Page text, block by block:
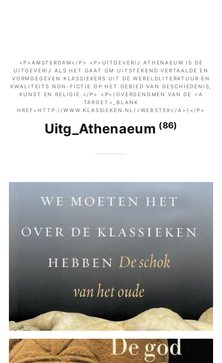
<P>AMSTERDAM</P> <P>UITGEVERIJ ATHENAEUM IS DE
UITGEVERIJ ALS HET GAAT OM UITSTEKEND VERTAALDE EN
VORMGEGEVEN KLASSIEKERS UIT DE WERELDLITERATUUR EN
KWALITEITS NON-FICTIE OP HET GEBIED VAN GESCHIEDENIS,
KUNST EN RELIGIE.</P> <P>(OVERGENOMEN VAN DE <A
TARGET=_BLANK
HREF=HTTP://WWW.KLASSIEKEN.NL/>WEBSTEK</A>)</P>
Uitg_Athenaeum (86)